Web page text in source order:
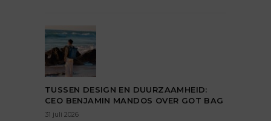
TUSSEN DESIGN EN DUURZAAMHEID:
CEO BENJAMIN MANDOS OVER GOT BAG
31 juli 2026